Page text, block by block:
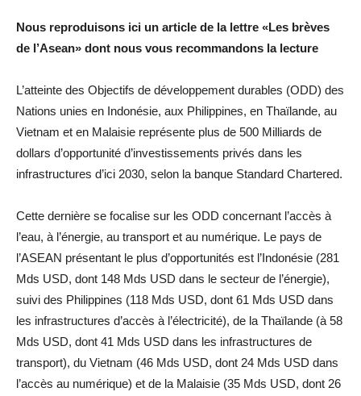
Nous reproduisons ici un article de la lettre «Les brèves
de l’Asean» dont nous vous recommandons la lecture
L’atteinte des Objectifs de développement durables (ODD) des
Nations unies en Indonésie, aux Philippines, en Thaïlande, au
Vietnam et en Malaisie représente plus de 500 Milliards de
dollars d’opportunité d’investissements privés dans les
infrastructures d’ici 2030, selon la banque Standard Chartered.
Cette dernière se focalise sur les ODD concernant l’accès à
l’eau, à l’énergie, au transport et au numérique. Le pays de
l’ASEAN présentant le plus d’opportunités est l’Indonésie (281
Mds USD, dont 148 Mds USD dans le secteur de l’énergie),
suivi des Philippines (118 Mds USD, dont 61 Mds USD dans
les infrastructures d’accès à l’électricité), de la Thaïlande (à 58
Mds USD, dont 41 Mds USD dans les infrastructures de
transport), du Vietnam (46 Mds USD, dont 24 Mds USD dans
l’accès au numérique) et de la Malaisie (35 Mds USD, dont 26